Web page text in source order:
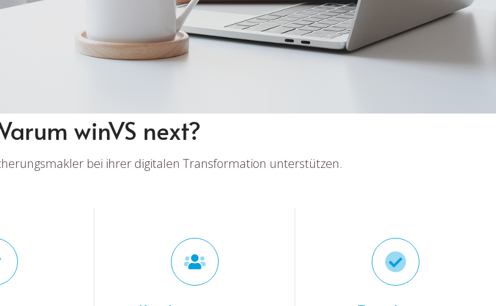
winVS next?
bei ihrer digitalen Transformation unterstützen.